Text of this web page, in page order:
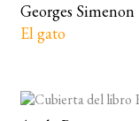
Georges Simenon
El gato